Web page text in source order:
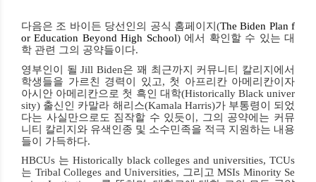
다음은 조 바이든 당선인의 공식 홈페이지 (The Biden Plan f
or Education Beyond High School) 에서 확인할 수 있는 대
학 관련 그의 공약들이다.
영부인이 될 Jill Biden은 꽤 최근까지 커뮤니티 칼리지에서
학생들을 가르친 경력이 있고, 첫 아프리칸 아메리칸이자
아시안 아메리칸으로 첫 흑인 대학(Historically Black univer
sity) 출신인 카말라 해리스(Kamala Harris)가 부통령이 되었
다는 사실만으로도 짐작할 수 있듯이 , 그의 공약에는 커뮤
니티 칼리지와 유색인종 및 소수민족을 적극 지원하는 내용
들이 가득하다.
HBCUs 는 Historically black colleges and universities, TCUs
는 Tribal Colleges and Universities, 그리고 MSIs Minority Se